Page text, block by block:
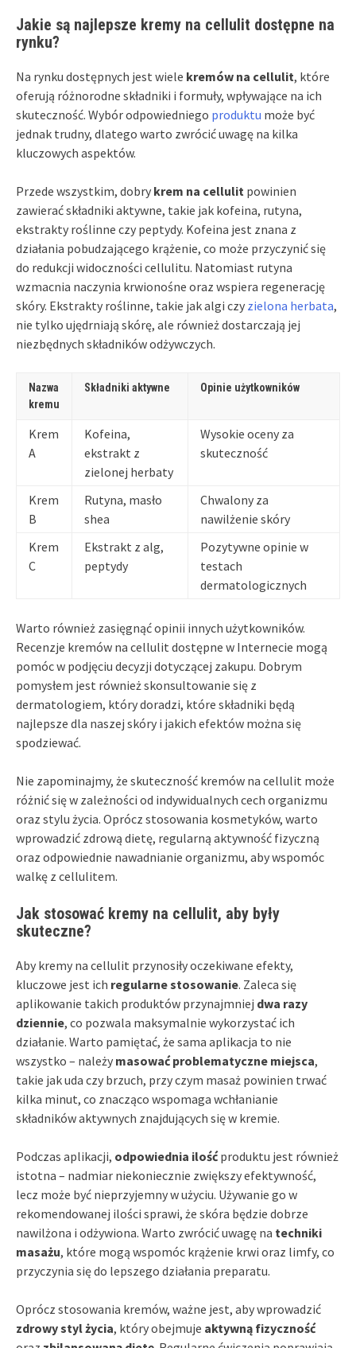
Jakie są najlepsze kremy na cellulit dostępne na
rynku?
Na rynku dostępnych jest wiele kremów na cellulit, które
oferują różnorodne składniki i formuły, wpływające na ich
skuteczność. Wybór odpowiedniego produktu może być
jednak trudny, dlatego warto zwrócić uwagę na kilka
kluczowych aspektów.
Przede wszystkim, dobry krem na cellulit powinien
zawierać składniki aktywne, takie jak kofeina, rutyna,
ekstrakty roślinne czy peptydy. Kofeina jest znana z
działania pobudzającego krążenie, co może przyczynić się
do redukcji widoczności cellulitu. Natomiast rutyna
wzmacnia naczynia krwionośne oraz wspiera regenerację
skóry. Ekstrakty roślinne, takie jak algi czy zielona herbata,
nie tylko ujędrniają skórę, ale również dostarczają jej
niezbędnych składników odżywczych.
Nazwa
kremu
Składniki aktywne Opinie użytkowników
Krem
A
Kofeina,
ekstrakt z
zielonej herbaty
Wysokie oceny za
skuteczność
Krem
B
Rutyna, masło
shea
Chwalony za
nawilżenie skóry
Krem
C
Ekstrakt z alg,
peptydy
Pozytywne opinie w
testach
dermatologicznych
Warto również zasięgnąć opinii innych użytkowników.
Recenzje kremów na cellulit dostępne w Internecie mogą
pomóc w podjęciu decyzji dotyczącej zakupu. Dobrym
pomysłem jest również skonsultowanie się z
dermatologiem, który doradzi, które składniki będą
najlepsze dla naszej skóry i jakich efektów można się
spodziewać.
Nie zapominajmy, że skuteczność kremów na cellulit może
różnić się w zależności od indywidualnych cech organizmu
oraz stylu życia. Oprócz stosowania kosmetyków, warto
wprowadzić zdrową dietę, regularną aktywność fizyczną
oraz odpowiednie nawadnianie organizmu, aby wspomóc
walkę z cellulitem.
Jak stosować kremy na cellulit, aby były
skuteczne?
Aby kremy na cellulit przynosiły oczekiwane efekty,
kluczowe jest ich regularne stosowanie. Zaleca się
aplikowanie takich produktów przynajmniej dwa razy
dziennie, co pozwala maksymalnie wykorzystać ich
działanie. Warto pamiętać, że sama aplikacja to nie
wszystko – należy masować problematyczne miejsca,
takie jak uda czy brzuch, przy czym masaż powinien trwać
kilka minut, co znacząco wspomaga wchłanianie
składników aktywnych znajdujących się w kremie.
Podczas aplikacji, odpowiednia ilośćproduktu jest również
istotna – nadmiar niekoniecznie zwiększy efektywność,
lecz może być nieprzyjemny w użyciu. Używanie go w
rekomendowanej ilości sprawi, że skóra będzie dobrze
nawilżona i odżywiona. Warto zwrócić uwagę na techniki
masażu, które mogą wspomóc krążenie krwi oraz limfy, co
przyczynia się do lepszego działania preparatu.
Oprócz stosowania kremów, ważne jest, aby wprowadzić
zdrowy styl życia, który obejmuje aktywną fizyczność